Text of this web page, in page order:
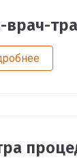
врач-